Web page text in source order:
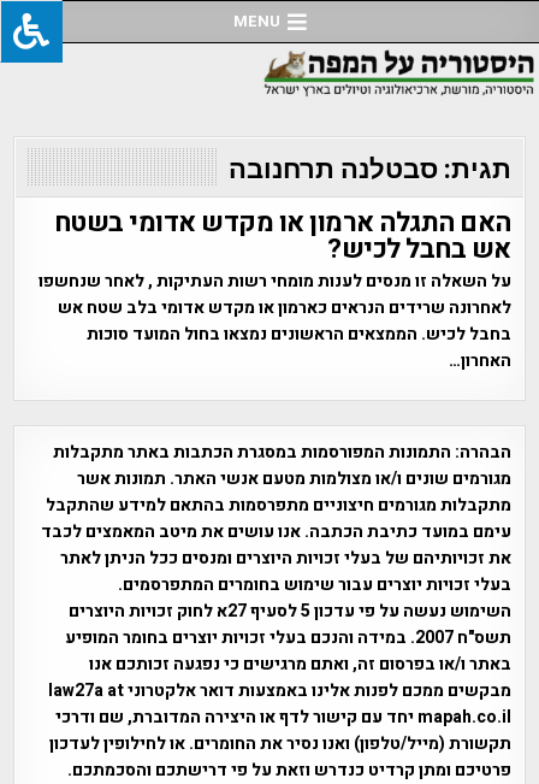
to
content
MENU
תגית:סבטלנה תרחנובה
האם התגלה ארמון או מקדש אדומי בשטח
אש בחבל לכיש?
על השאלה זו מנסים לענות מומחי רשות העתיקות , לאחר שנחשפו
לאחרונה שרידים הנראים כארמון או מקדש אדומי בלב שטח אש
בחבל לכיש. הממצאים הראשונים נמצאו בחול המועד סוכות
האחרון…
הבהרה: התמונות המפורסמות במסגרת הכתבות באתר מתקבלות
מגורמים שונים ו/או מצולמות מטעם אנשי האתר. תמונות אשר
מתקבלות מגורמים חיצוניים מתפרסמות בהתאם למידע שהתקבל
עימם במועד כתיבת הכתבה. אנו עושים את מיטב המאמצים לכבד
את זכויותיהם של בעלי זכויות היוצרים ומנסים ככל הניתן לאתר
בעלי זכויות יוצרים עבור שימוש בחומרים המתפרסמים.
השימוש נעשה על פי עדכון 5 לסעיף 27א לחוק זכויות היוצרים
תשס"ח 2007. במידה והנכם בעלי זכויות יוצרים בחומר המופיע
באתר ו/או בפרסום זה, ואתם מרגישים כי נפגעה זכותכם אנו
מבקשים ממכם לפנות אלינו באמצעות דואר אלקטרוני law27a at
mapah.co.il יחד עם קישור לדף או היצירה המדוברת, שם ודרכי
תקשורת (מייל/טלפון) ואנו נסיר את החומרים. או לחילופין לעדכון
פרטיכם ומתן קרדיט כנדרש וזאת על פי דרישתכם והסכמתכם.